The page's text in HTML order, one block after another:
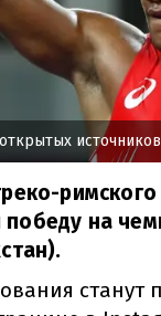
источников
на
станут